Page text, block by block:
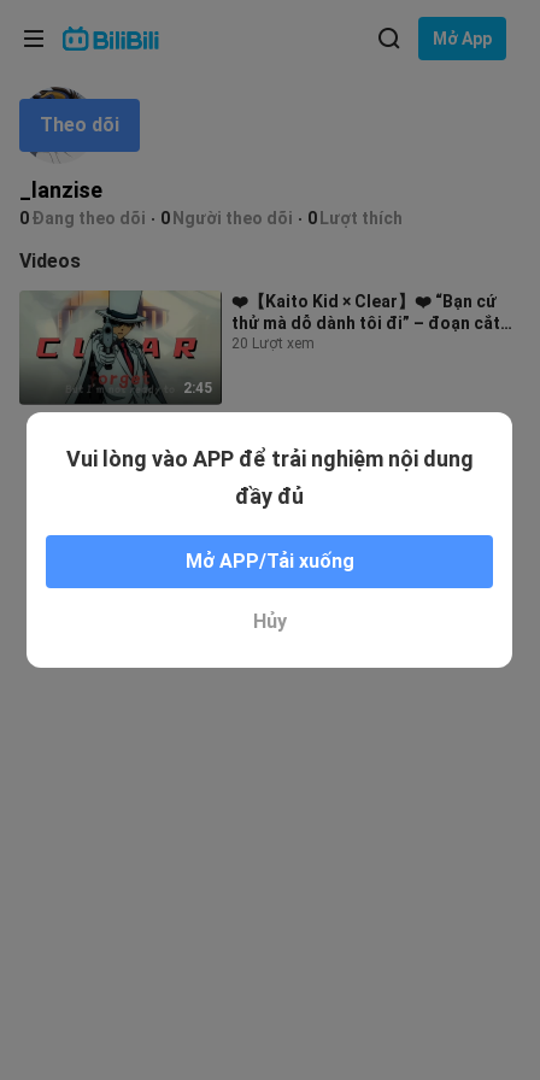
Mở App
_lanzise
0Đang theo dõi 0 Người theo dõi 0 Lượt thích
Theo dõi
Videos
2:45
❤️【Kaito Kid × Clear】❤️ “Bạn cứ
thử mà dỗ dành tôi đi” – đoạn cắt
nhịp cực cháy
20 Lượt xem
Vui lòng vào APP để trải nghiệm nội dung
đầy đủ
Mở APP/Tải xuống
Hủy
Ngôn ngữ: Tiếng Việt
Lựa chọn ngôn ngữ
English
ภาษาไทย
Tiếng Việt
Bahasa Melayu